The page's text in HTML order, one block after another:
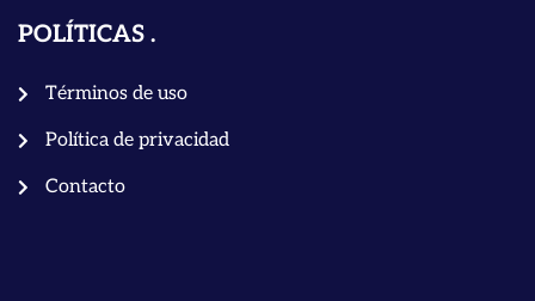
POLÍTICAS
Términos de uso
Política de privacidad
Contacto